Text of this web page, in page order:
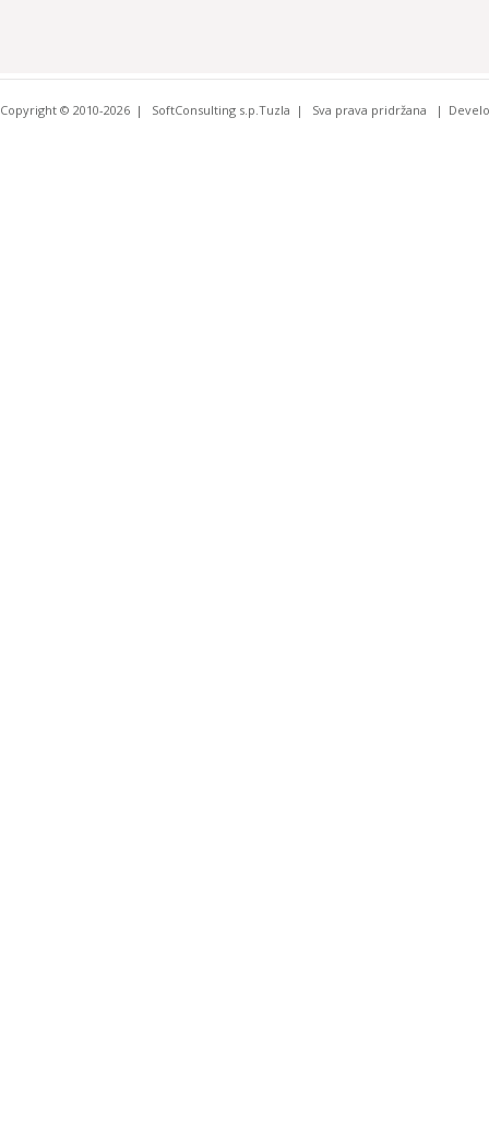
Copyright © 2010-2026 SoftConsulting s.p.Tuzla Sva prava pridržana